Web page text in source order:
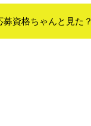
資格ちゃんと見た？